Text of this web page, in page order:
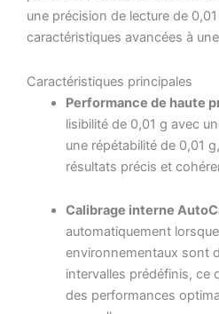
une précision de lecture de
caractéristiques avancées à
Caractéristiques principales
Performance de haute
lisibilité de 0,01 g avec
une répétabilité de 0,01
résultats précis et
Calibrage interne
automatiquement
environnementaux sont
intervalles prédéfinis, ce
des performances